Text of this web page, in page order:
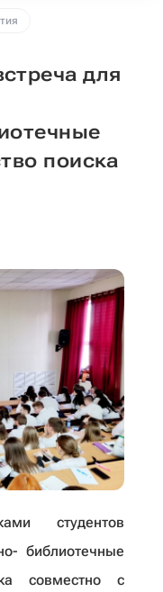
для
поиска
студентов
библиотечные
совместно с